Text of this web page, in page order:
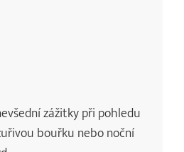
zážitky při pohledu
bouřku nebo noční